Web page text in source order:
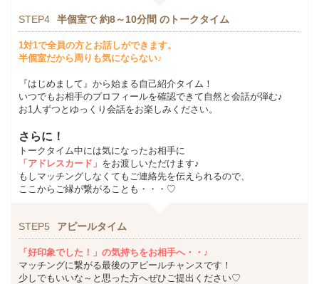
STEP4 半個室で 約8～10分間 のトークタイム
1対1で全員の方とお話しができます。
半個室だから周りも気にならない♪
『はじめまして』から始まる自己紹介タイム！
いつでもお相手のプロフィールを確認できて自然と会話が弾む♪
お1人ずつとゆっくり会話をお楽しみください。
さらに！
トークタイム中には気になったお相手に
「アドレスカード」 をお渡しいただけます♪
もしマッチングしなくてもご連絡先を伝えられるので、
ここからご縁が繋がることも・・・♡
STEP5 アピールタイム
「好印象でした！」の気持ちをお相手へ・・♪
マッチングに繋がる最後のアピールチャンスです！
少しでもいいな～と思った方へぜひご提出ください♡